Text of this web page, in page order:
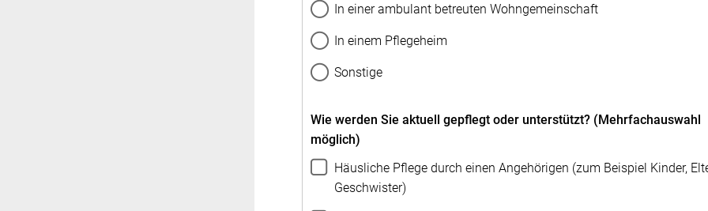
In einer ambulant betreuten Wohngemeinschaft
In einem Pflegeheim
Sonstige
Wie werden Sie aktuell gepflegt oder unterstützt? (Mehrfachauswahl
möglich)
Häusliche Pflege durch einen Angehörigen (zum Beispiel Kinder,
Geschwister)